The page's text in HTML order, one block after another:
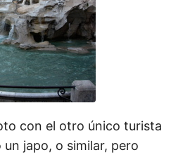
con el otro único turista
japo, o similar, pero